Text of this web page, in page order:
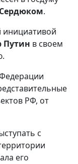
.
инициативой
Путин в своем
РФ, от
с
его